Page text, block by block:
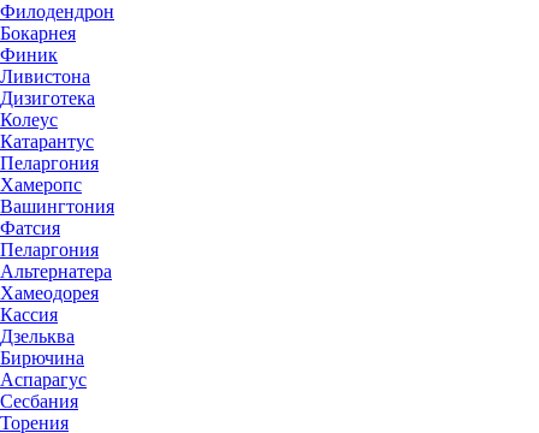
Филодендрон
Бокарнея
Финик
Ливистона
Дизиготека
Колеус
Катарантус
Пеларгония
Хамеропс
Вашингтония
Фатсия
Пеларгония
Альтернатера
Хамеодорея
Кассия
Дзельква
Бирючина
Аспарагус
Сесбания
Торения